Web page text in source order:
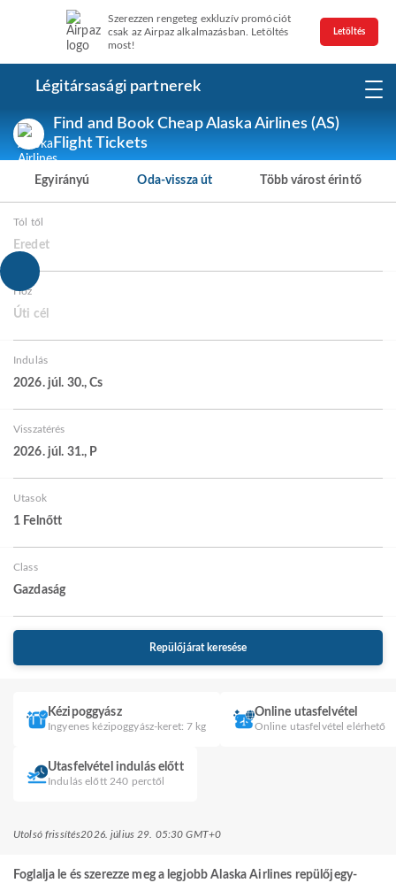
Szerezzen rengeteg exkluzív promóciót
csak az Airpaz alkalmazásban. Letöltés
most!
Letöltés
Légitársasági partnerek
Find and Book Cheap Alaska Airlines (AS)
Flight Tickets
Egyirányú Oda-vissza út Több várost érintő
Tól től
Eredet
Hoz
Úti cél
Indulás
2026. júl. 30., Cs
Visszatérés
2026. júl. 31., P
Utasok
1 Felnőtt
Class
Gazdaság
Repülőjárat keresése
Kézipoggyász
Ingyenes kézipoggyász-keret: 7 kg
Online utasfelvétel
Online utasfelvétel elérhető
Utasfelvétel indulás előtt
Indulás előtt 240 perctől
Utolsó frissítés2026. július 29. 05:30 GMT+0
Foglalja le és szerezze meg a legjobb Alaska Airlines repülőjegy-